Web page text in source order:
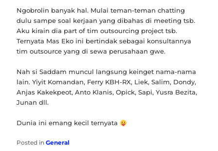
Ngobrolin banyak hal. Mulai teman-teman chatting
dulu sampe soal kerjaan yang dibahas di meeting tsb.
Aku kirain dia part of tim outsourcing project tsb.
Ternyata Mas Eko ini bertindak sebagai konsultannya
tim outsource yang di sewa perusahaan gwe.
Nah si Saddam muncul langsung keinget nama-nama
lain. Yiyit Komandan, Ferry KBH-RX, Liek, Salim, Dondy,
Anjas Kakekpeot, Anto Klanis, Opick, Sapi, Yusra Bezita,
Junan dll.
Dunia ini emang kecil ternyata
Posted in General